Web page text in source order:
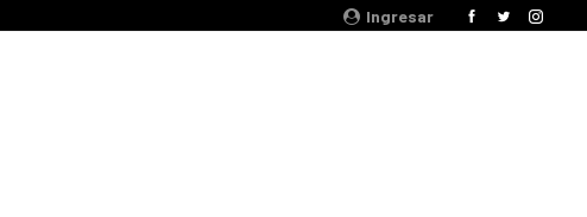
Ingresar